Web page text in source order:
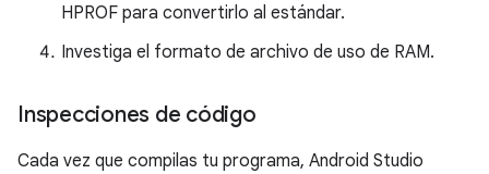
HPROF para convertirlo al estándar.
Investiga el formato de archivo de uso de RAM.
Inspecciones de código
Cada vez que compilas tu programa, Android Studio